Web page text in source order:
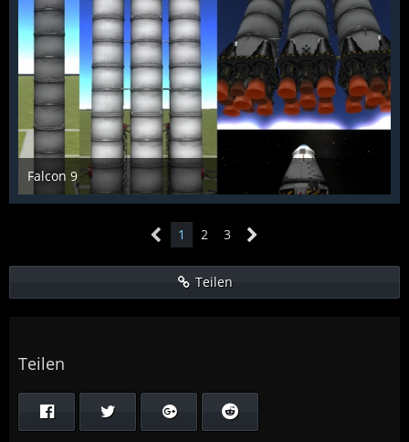
Falcon 9
McFlƴeѵer
29. März 2013
1 2 3
Teilen
Teilen